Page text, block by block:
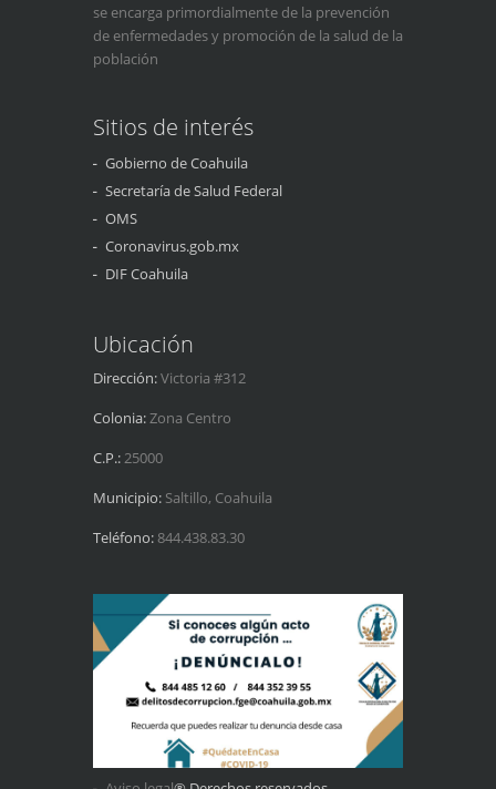
se encarga primordialmente de la prevención
de enfermedades y promoción de la salud de la
población
Sitios de interés
Gobierno de Coahuila
Secretaría de Salud Federal
OMS
Coronavirus.gob.mx
DIF Coahuila
Ubicación
Dirección:Victoria #312
Colonia:Zona Centro
C.P.:25000
Municipio: Saltillo, Coahuila
Teléfono:844.438.83.30